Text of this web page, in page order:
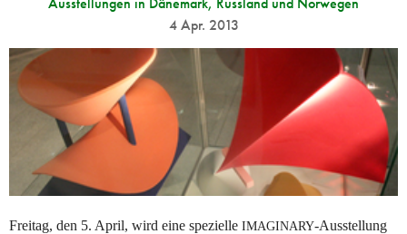
4 Apr. 2013
Freitag, den 5. April, wird eine spezielle IMAGINARY-Ausstellung